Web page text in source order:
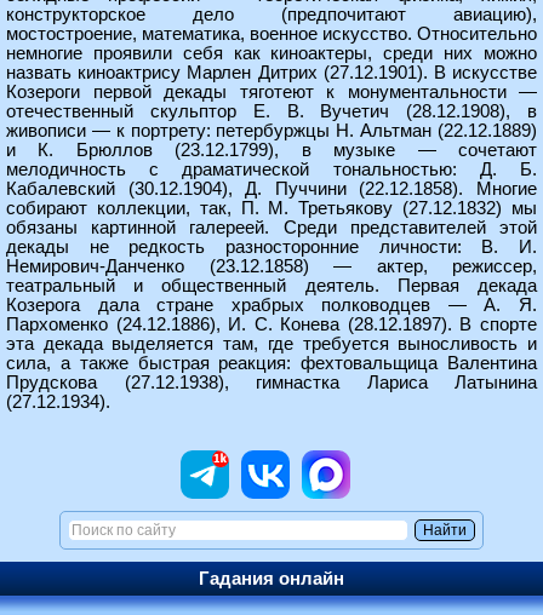
конструкторское дело (предпочитают авиацию),
мостостроение, математика, военное искусство. Относительно
немногие проявили себя как киноактеры, среди них можно
назвать киноактрису Марлен Дитрих (27.12.1901). В искусстве
Козероги первой декады тяготеют к монументальности —
отечественный скульптор Е. В. Вучетич (28.12.1908), в
живописи — к портрету: петербуржцы Н. Альтман (22.12.1889)
и К. Брюллов (23.12.1799), в музыке — сочетают
мелодичность с драматической тональностью: Д. Б.
Кабалевский (30.12.1904), Д. Пуччини (22.12.1858). Многие
собирают коллекции, так, П. М. Третьякову (27.12.1832) мы
обязаны картинной галереей. Среди представителей этой
декады не редкость разносторонние личности: В. И.
Немирович-Данченко (23.12.1858) — актер, режиссер,
театральный и общественный деятель. Первая декада
Козерога дала стране храбрых полководцев — А. Я.
Пархоменко (24.12.1886), И. С. Конева (28.12.1897). В спорте
эта декада выделяется там, где требуется выносливость и
сила, а также быстрая реакция: фехтовальщица Валентина
Прудскова (27.12.1938), гимнастка Лариса Латынина
(27.12.1934).
Гадания онлайн